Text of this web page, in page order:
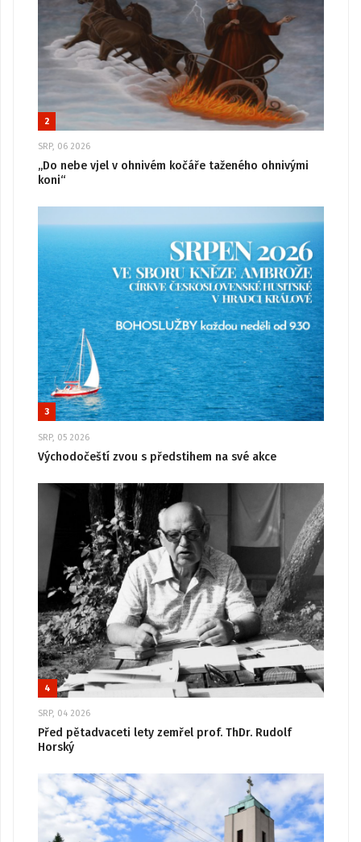
2
SRP, 06 2026
„Do nebe vjel v ohnivém kočáře taženého ohnivými
koni“
3
SRP, 05 2026
Východočeští zvou s předstihem na své akce
4
SRP, 04 2026
Před pětadvaceti lety zemřel prof. ThDr. Rudolf
Horský